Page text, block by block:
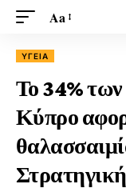
Aa
ΥΓΕΊΑ
Το 34% των
Κύπρο